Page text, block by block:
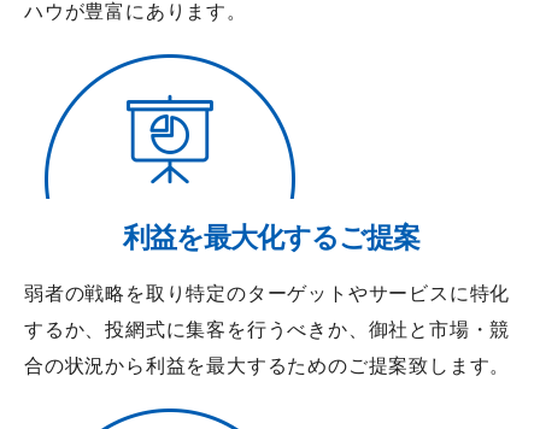
ハウが豊富にあります。
利益を最大化するご提案
弱者の戦略を取り特定のターゲットやサービスに特化
するか、投網式に集客を行うべきか、御社と市場・競
合の状況から利益を最大するためのご提案致します。